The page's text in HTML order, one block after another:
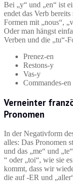
Bei „y“ und „en“ ist
endet das Verb
Formen mit „nous“,
Oder man hängst
Verben und die „tu“-
Prenez-en
Restons-y
Vas-y
Commandes-en
Verneinter
Pronomen
In der Negativform
alles: Das Pronomen
und das „me“ und
“ oder „toi“, wie sie
kommt, dass wir
die auf -ER und